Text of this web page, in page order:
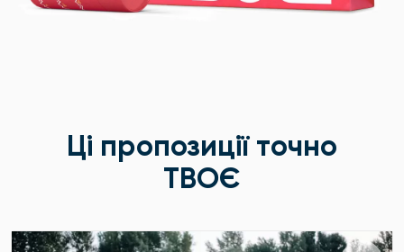
Ці пропозиції точно
ТВОЄ